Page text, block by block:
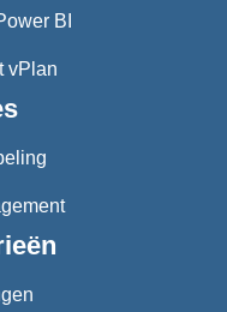
BI
vPlan